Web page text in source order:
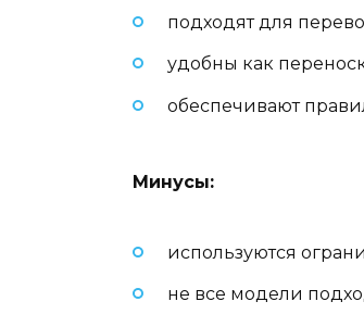
подходят для
удобны как
обеспечивают
Минусы:
используются
не все модели